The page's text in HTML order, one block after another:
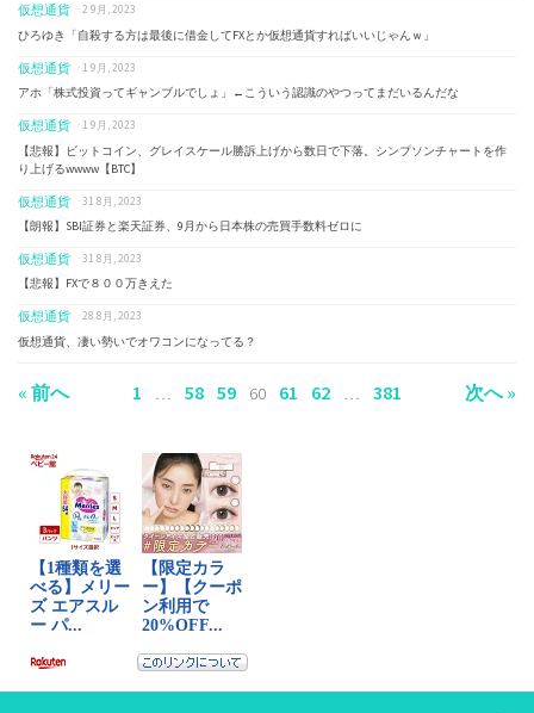
仮想通貨 · 2 9月, 2023
ひろゆき「自殺する方は最後に借金してFXとか仮想通貨すればいいじゃんｗ」
仮想通貨 · 1 9月, 2023
アホ「株式投資ってギャンブルでしょ」←こういう認識のやつってまだいるんだな
仮想通貨 · 1 9月, 2023
【悲報】ビットコイン、グレイスケール勝訴上げから数日で下落。シンプソンチャートを作
り上げるwwww【BTC】
仮想通貨 · 31 8月, 2023
【朗報】SBI証券と楽天証券、9月から日本株の売買手数料ゼロに
仮想通貨 · 31 8月, 2023
【悲報】FXで８００万きえた
仮想通貨 · 28 8月, 2023
仮想通貨、凄い勢いでオワコンになってる？
« 前へ 1 … 58 59 60 61 62 … 381 次へ »